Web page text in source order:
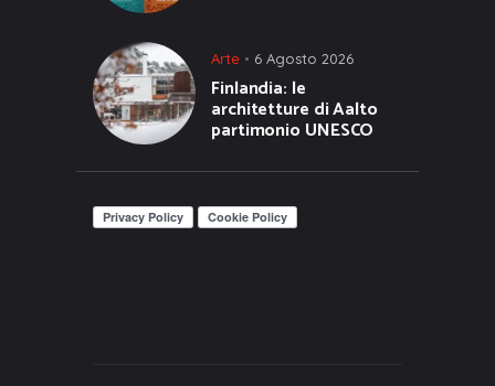
Arte 6 Agosto 2026
Finlandia: le
architetture di Aalto
partimonio UNESCO